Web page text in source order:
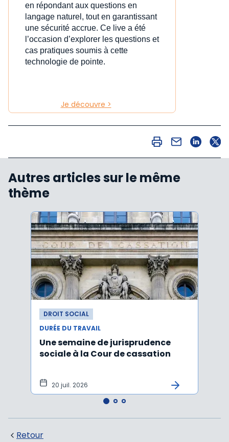
en répondant aux questions en
langage naturel, tout en garantissant
une sécurité accrue. Ce live a été
l’occasion d’explorer les questions et
cas pratiques soumis à cette
technologie de pointe.
Je découvre >
Autres articles sur le même
thème
DROIT SOCIAL
DURÉE DU TRAVAIL
Une semaine de jurisprudence
sociale à la Cour de cassation
20 juil. 2026
Retour